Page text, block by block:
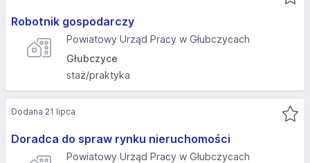
Robotnik gospodarczy
Powiatowy Urząd Pracy w Głubczycach
Głubczyce
staż/praktyka
Doradca do spraw rynku nieruchomości
Powiatowy Urząd Pracy w Głubczycach
Dodana 21 lipca